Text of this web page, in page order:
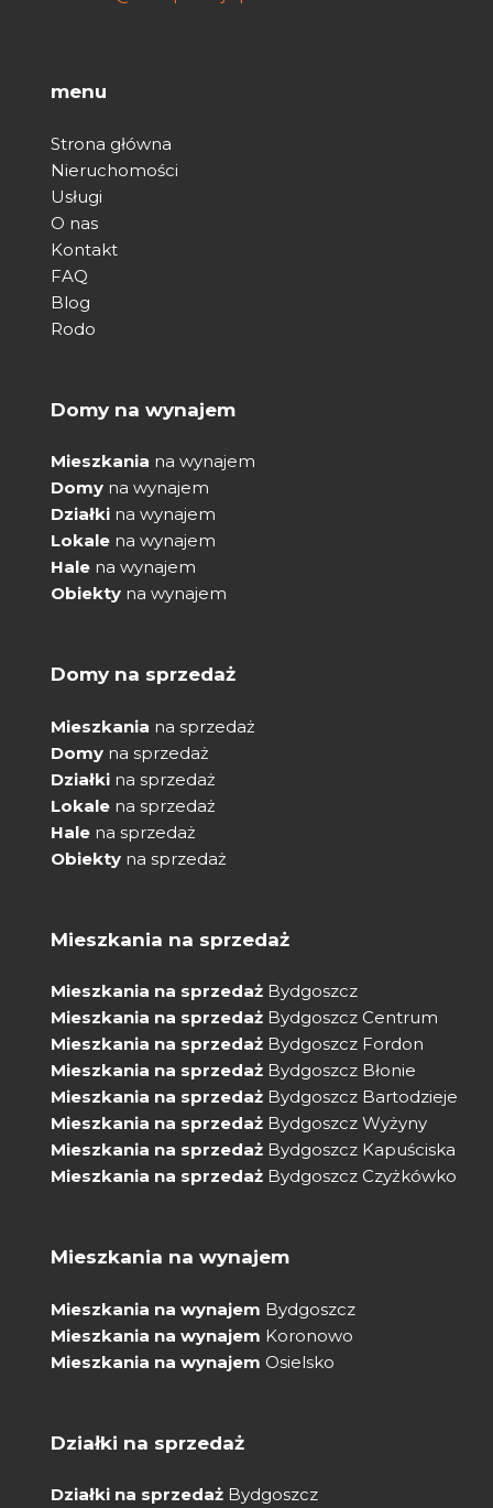
Domy na wynajem
Mieszkania na wynajem
Domy na wynajem
Działki na wynajem
Lokale na wynajem
Hale na wynajem
Obiekty na wynajem
Domy na sprzedaż
Mieszkania na sprzedaż
Domy na sprzedaż
Działki na sprzedaż
Lokale na sprzedaż
Hale na sprzedaż
Obiekty na sprzedaż
menu
Strona główna
Nieruchomości
Usługi
O nas
Kontakt
FAQ
Blog
Rodo
Mieszkania na sprzedaż
Mieszkania na sprzedaż Bydgoszcz
Mieszkania na sprzedaż Bydgoszcz Centrum
Mieszkania na sprzedaż Bydgoszcz Fordon
Mieszkania na sprzedaż Bydgoszcz Błonie
Mieszkania na sprzedaż Bydgoszcz Bartodzieje
Mieszkania na sprzedaż Bydgoszcz Wyżyny
Mieszkania na sprzedaż Bydgoszcz Kapuściska
Mieszkania na sprzedaż Bydgoszcz Czyżkówko
Mieszkania na wynajem
Mieszkania na wynajem Bydgoszcz
Mieszkania na wynajem Koronowo
Mieszkania na wynajem Osielsko
Działki na sprzedaż
Działki na sprzedaż Bydgoszcz